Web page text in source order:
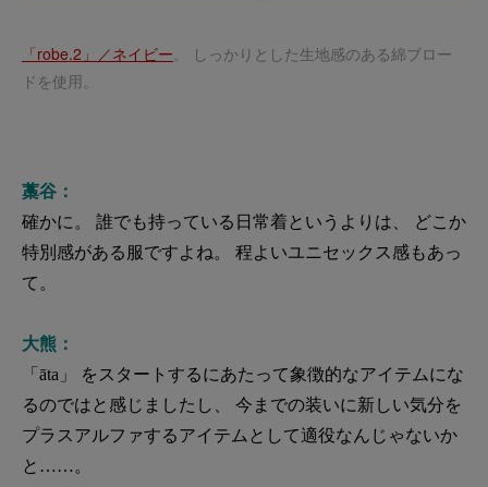
「robe.2」／ネイビー。 しっかりとした生地感のある綿ブロー
ドを使用。
藁谷：
確かに。 誰でも持っている日常着というよりは、 どこか
特別感がある服ですよね。 程よいユニセックス感もあっ
て。
大熊：
「āta」 をスタートするにあたって象徴的なアイテムにな
るのではと感じましたし、 今までの装いに新しい気分を
プラスアルファするアイテムとして適役なんじゃないか
と……。